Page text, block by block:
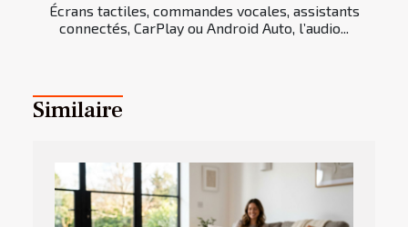
Écrans tactiles, commandes vocales, assistants
connectés, CarPlay ou Android Auto, l’audio...
Similaire